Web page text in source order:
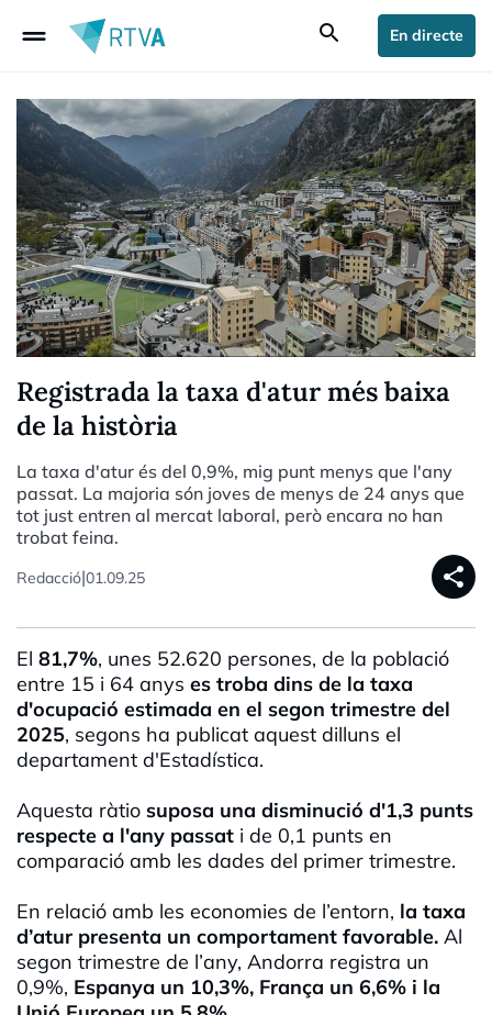
drag_handle search En directe
Registrada la taxa d'atur més baixa
de la història
La taxa d'atur és del 0,9%, mig punt menys que l'any
passat. La majoria són joves de menys de 24 anys que
tot just entren al mercat laboral, però encara no han
trobat feina.
Redacció|01.09.25 share
El 81,7%, unes 52.620 persones, de la població
entre 15 i 64 anys es troba dins de la taxa
d'ocupació estimada en el segon trimestre del
2025, segons ha publicat aquest dilluns el
departament d'Estadística.
Aquesta ràtio suposa una disminució d'1,3 punts
respecte a l'any passat i de 0,1 punts en
comparació amb les dades del primer trimestre.
En relació amb les economies de l’entorn, la taxa
d’atur presenta un comportament favorable. Al
segon trimestre de l’any, Andorra registra un
0,9%, Espanya un 10,3%, França un 6,6% i la